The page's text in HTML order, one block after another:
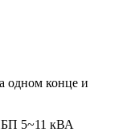
одном конце и
5~11 кВА